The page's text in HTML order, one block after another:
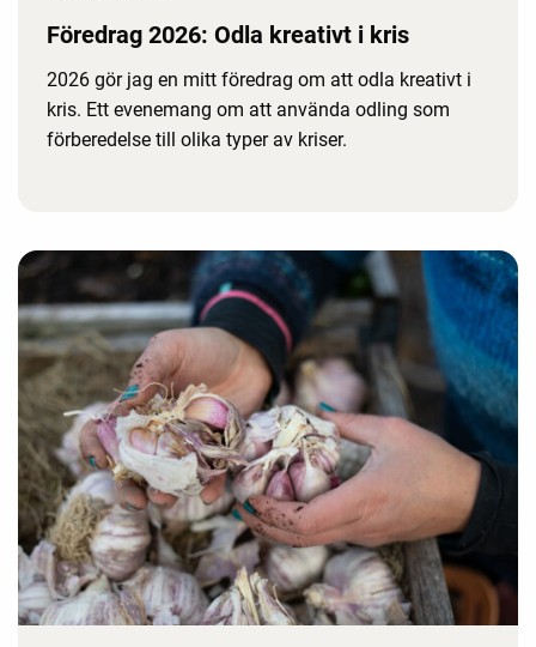
Föredrag 2026: Odla kreativt i kris
2026 gör jag en mitt föredrag om att odla kreativt i
kris. Ett evenemang om att använda odling som
förberedelse till olika typer av kriser.